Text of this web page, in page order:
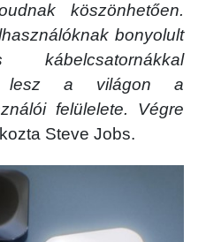
köszönhetően.
bonyolult
kábelcsatornákkal
lesz a világon a
felülelete. Végre
Steve Jobs.